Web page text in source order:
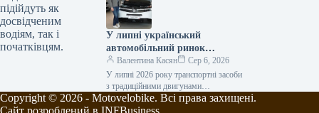
підійдуть як
досвідченим
водіям, так і
початківцям.
У липні український
автомобільний ринок
відзначився посиленням
позицій гібридних
автомобілів.
Валентина Касян
Сер 6, 2026
У липні 2026 року транспортні засоби
з традиційними двигунами
забезпечили понад 61% реалізацій
нових легкових автомобілів в Україні.
Copyright © 2026 - Motovelobike. Всі права захищені.
Сайт розроблений в INFBusiness.